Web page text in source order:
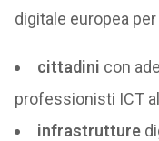
digitale europea per
cittadini con
professionisti ICT
infrastrutture